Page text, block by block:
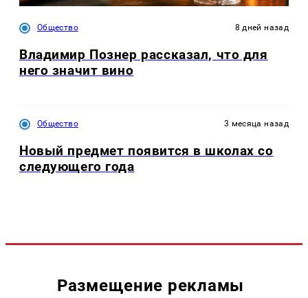
Общество 8 дней назад
Владимир Познер рассказал, что для
него значит вино
Общество 3 месяца назад
Новый предмет появится в школах со
следующего года
Размещение рекламы